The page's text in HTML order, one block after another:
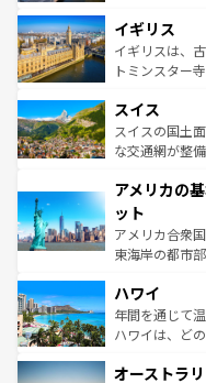
いる。シャン
香り高いラベ
らに、パリ以
れる地方に足
を参照してほ
顔を持つこの
ルリンの文化
してライン川
は、お酒好きな人
ドイツ情報は
イギリス
イギリスは、
トミンスター
リアごとに異
ティー、ビー
戦など、本場
ンツ一覧を参
スイス
スイスの国土
な交通網が整
の建物がその
博物館もあり
ことができる
者向けの交通
着のスイス情報
アメリカの
ット
アメリカ合衆
東海岸の都市
のような巨大
ンメントが詰
西部には大自
部のニューオ
ハワイ
年間を通じて
ハワイは、ど
ワイ島は見逃
オーストラ